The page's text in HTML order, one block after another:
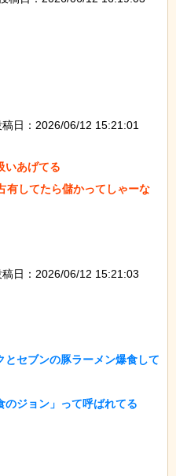
稿日：2026/06/12 15:21:01
いあげてる
有してたら儲かってしゃーな
稿日：2026/06/12 15:21:03
セブンの豚ラーメン爆食して
のジョン」って呼ばれてる